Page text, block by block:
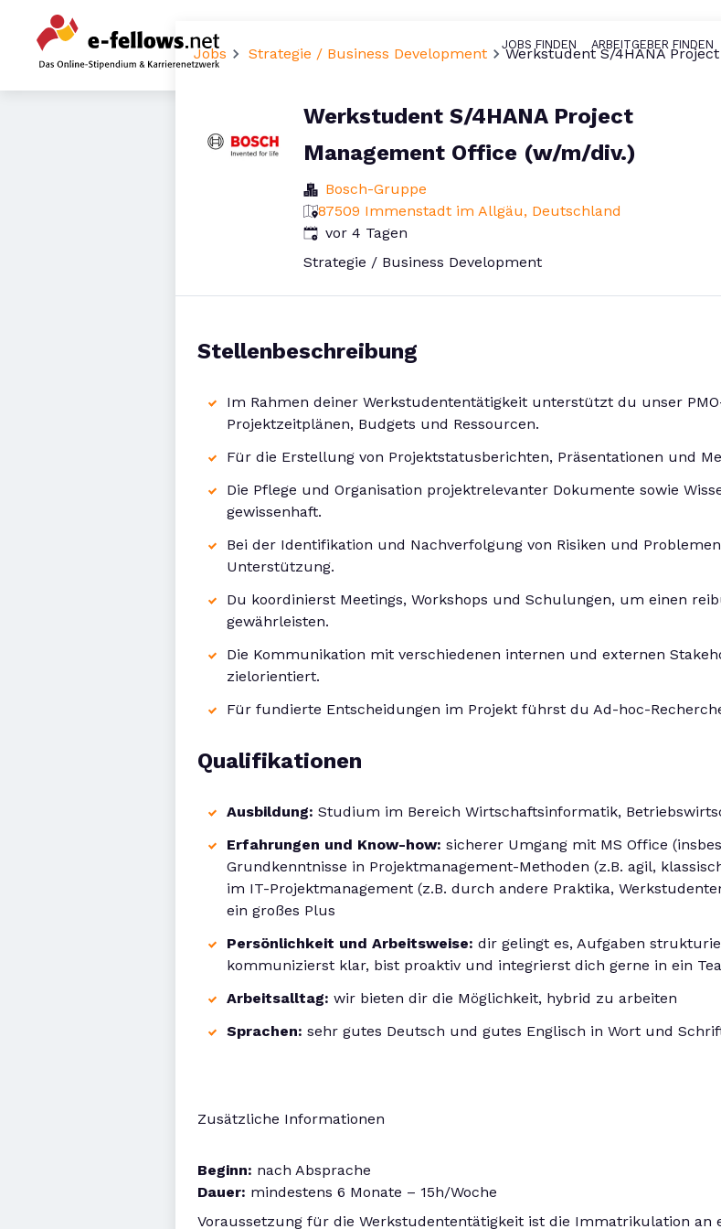
JOBS FINDEN ARBEITGEBER FINDEN
Jobs Strategie / Business Development Werkstudent S/4HANA
Werkstudent S/4HANA Project
Management Office (w/m/div.)
Bosch-Gruppe
87509 Immenstadt im Allgäu, Deutschland
Veröffentlicht:
vor 4 Tagen
Strategie / Business Development
Stellenbeschreibung
Im Rahmen deiner Werkstudententätigkeit unterstützt du unser
Projektzeitplänen, Budgets und Ressourcen.
Für die Erstellung von Projektstatusberichten, Präsentationen und
Die Pflege und Organisation projektrelevanter Dokumente sowie
gewissenhaft.
Bei der Identifikation und Nachverfolgung von Risiken und
Unterstützung.
Du koordinierst Meetings, Workshops und Schulungen, um einen
gewährleisten.
Die Kommunikation mit verschiedenen internen und externen
zielorientiert.
Für fundierte Entscheidungen im Projekt führst du Ad-hoc-
Qualifikationen
Ausbildung: Studium im Bereich Wirtschaftsinformatik,
Erfahrungen und Know-how: sicherer Umgang mit MS Office
Grundkenntnisse in Projektmanagement-Methoden (z.B. agil,
im IT-Projektmanagement (z.B. durch andere Praktika,
ein großes Plus
Persönlichkeit und Arbeitsweise: dir gelingt es, Aufgaben
kommunizierst klar, bist proaktiv und integrierst dich gerne in ein
Arbeitsalltag: wir bieten dir die Möglichkeit, hybrid zu arbeiten
Sprachen: sehr gutes Deutsch und gutes Englisch in Wort und
Zusätzliche Informationen
Beginn: nach Absprache
Dauer: mindestens 6 Monate – 15h/Woche
Voraussetzung für die Werkstudententätigkeit ist die Immatrikulation an